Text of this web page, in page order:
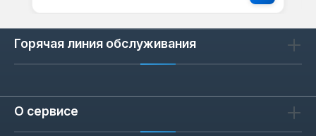
Горячая линия обслуживания
О сервисе